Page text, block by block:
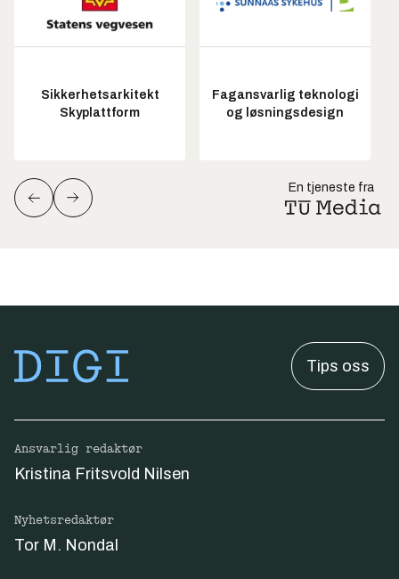
Sikkerhetsarkitekt
Skyplattform
Fagansvarlig teknologi
og løsningsdesign
En tjeneste fra
Tips oss
Ansvarlig redaktør
Kristina Fritsvold Nilsen
Nyhetsredaktør
Tor M. Nondal